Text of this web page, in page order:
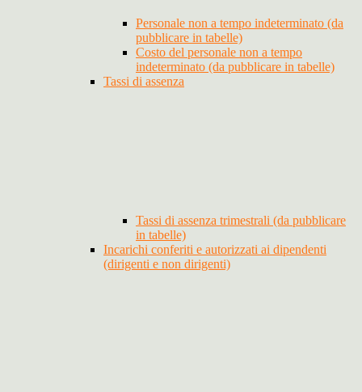
Personale non a tempo indeterminato (da
pubblicare in tabelle)
Costo del personale non a tempo
indeterminato (da pubblicare in tabelle)
Tassi di assenza
Tassi di assenza trimestrali (da pubblicare
in tabelle)
Incarichi conferiti e autorizzati ai dipendenti
(dirigenti e non dirigenti)